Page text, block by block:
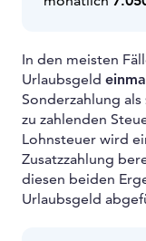
In den meisten
Urlaubsgeld
Sonderzahlung als
zu zahlenden
Lohnsteuer wird
Zusatzzahlung
diesen beiden
Urlaubsgeld